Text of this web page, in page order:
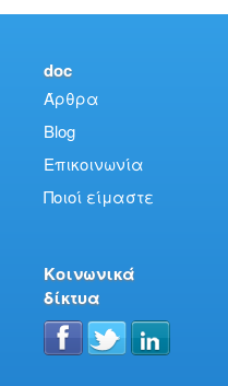
doc
Άρθρα
Blog
Επικοινωνία
Ποιοί είμαστε
Κοινωνικά
δίκτυα